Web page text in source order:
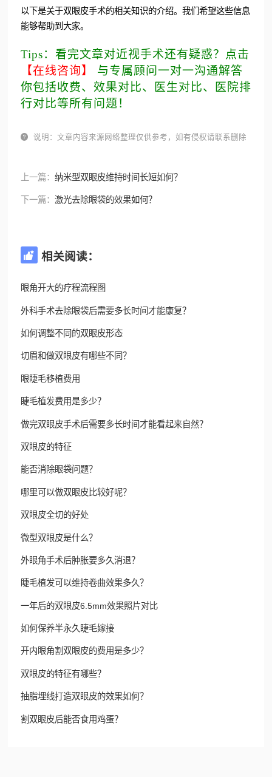
以下是关于双眼皮手术的相关知识的介绍。我们希望这些信息
能够帮助到大家。
Tips：看完文章对近视手术还有疑惑？点击
【在线咨询】
与专属顾问一对一沟通解答
你包括收费、效果对比、医生对比、医院排
行对比等所有问题！
 说明：文章内容来源网络整理仅供参考，如有侵权请联系删除
上一篇： 纳米型双眼皮维持时间长短如何？
下一篇： 激光去除眼袋的效果如何？
 相关阅读：
眼角开大的疗程流程图
外科手术去除眼袋后需要多长时间才能康复？
如何调整不同的双眼皮形态
切眉和做双眼皮有哪些不同？
眼睫毛移植费用
睫毛植发费用是多少？
做完双眼皮手术后需要多长时间才能看起来自然？
双眼皮的特征
能否消除眼袋问题？
哪里可以做双眼皮比较好呢？
双眼皮全切的好处
微型双眼皮是什么？
外眼角手术后肿胀要多久消退？
睫毛植发可以维持卷曲效果多久？
一年后的双眼皮6.5mm效果照片对比
如何保养半永久睫毛嫁接
开内眼角割双眼皮的费用是多少？
双眼皮的特征有哪些？
抽脂埋线打造双眼皮的效果如何？
割双眼皮后能否食用鸡蛋？